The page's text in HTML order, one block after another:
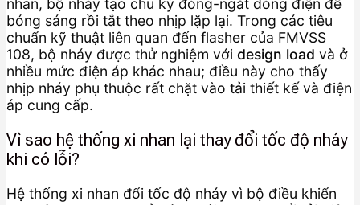
nhan, bộ nháy tạo chu kỳ đóng-ngắt dòng điện để
bóng sáng rồi tắt theo nhịp lặp lại. Trong các tiêu
chuẩn kỹ thuật liên quan đến flasher của FMVSS
108, bộ nháy được thử nghiệm với design load và ở
nhiều mức điện áp khác nhau; điều này cho thấy
nhịp nháy phụ thuộc rất chặt vào tải thiết kế và điện
áp cung cấp.
Vì sao hệ thống xi nhan lại thay đổi tốc độ nháy
khi có lỗi?
Hệ thống xi nhan đổi tốc độ nháy vì bộ điều khiển